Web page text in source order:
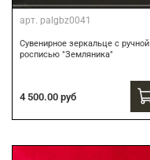
арт. palgbz0041
Сувенирное зеркальце с ручной
росписью "Земляника"
4 500.00 руб